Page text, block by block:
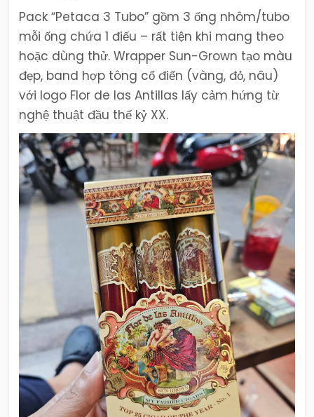
Pack “Petaca 3 Tubo” gồm 3 ống nhôm/tubo
mỗi ống chứa 1 điếu – rất tiện khi mang theo
hoặc dùng thử. Wrapper Sun-Grown tạo màu
đẹp, band hợp tông cổ điển (vàng, đỏ, nâu)
với logo Flor de las Antillas lấy cảm hứng từ
nghệ thuật đầu thế kỷ XX.